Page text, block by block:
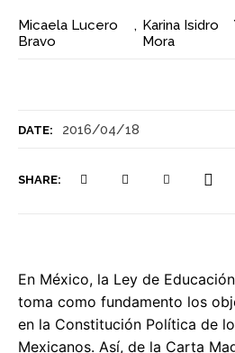
DATE: 2016/04/18
SHARE:
Micaela Lucero
Bravo
, Karina Isidro
Mora
En México, la Ley de
toma como fundamento los
en la Constitución Política de
Mexicanos. Así, de la Carta